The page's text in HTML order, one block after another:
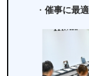
・ 催事に最適